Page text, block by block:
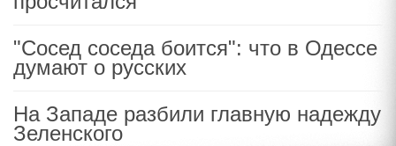
"Сосед соседа боится": что в Одессе
думают о русских
На Западе разбили главную надежду
Зеленского